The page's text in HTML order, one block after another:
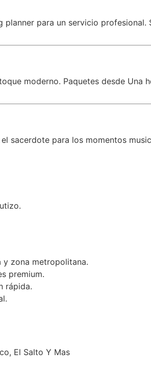
para un servicio profesional.
moderno. Paquetes desde Una
sacerdote para los momentos
y zona metropolitana.
premium.
rápida.
El Salto Y Mas